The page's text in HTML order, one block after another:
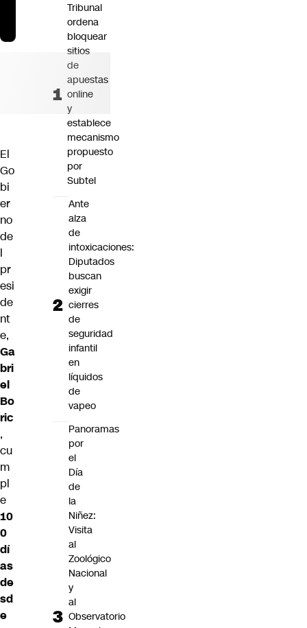
El
Go
bi
er
no
de
l
pr
esi
de
nt
e,
Ga
bri
el
Bo
ric
,
cu
m
pl
e
10
0
dí
as
de
sd
e
Tribunal
ordena
bloquear
sitios
de
apuestas
online
y
establece
mecanismo
propuesto
por
Subtel
Ante
alza
de
intoxicaciones:
Diputados
buscan
exigir
cierres
de
seguridad
infantil
en
líquidos
de
vapeo
Panoramas
por
el
Día
de
la
Niñez:
Visita
al
Zoológico
Nacional
y
al
Observatorio